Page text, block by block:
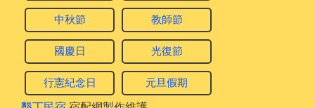
中秋節 教師節
國慶日 光復節
行憲紀念日 元旦假期